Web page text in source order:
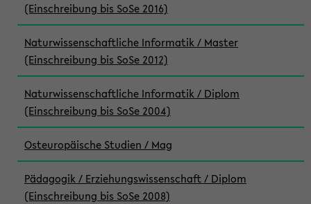
(Einschreibung bis SoSe 2016)
Naturwissenschaftliche Informatik / Master
(Einschreibung bis SoSe 2012)
Naturwissenschaftliche Informatik / Diplom
(Einschreibung bis SoSe 2004)
Osteuropäische Studien / Mag
Pädagogik / Erziehungswissenschaft / Diplom
(Einschreibung bis SoSe 2008)